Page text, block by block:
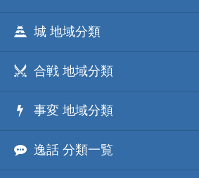
城 地域分類
合戦 地域分類
事変 地域分類
逸話 分類一覧